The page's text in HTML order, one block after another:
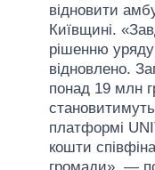
відновити
Київщині.
рішенню
відновлено.
понад 19 млн
платформі
кошти